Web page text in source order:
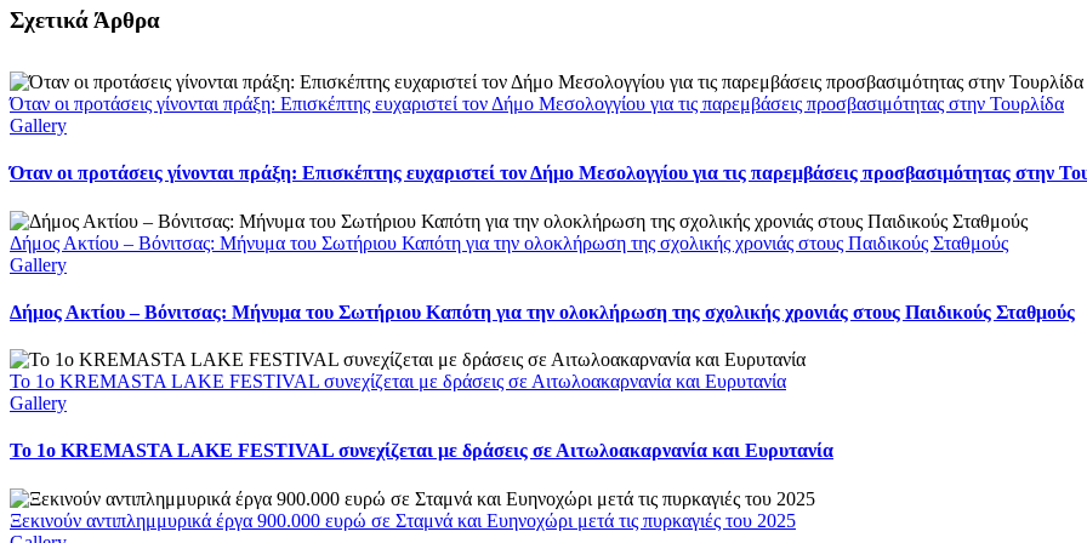
Facebook
X
LinkedIn
WhatsApp
Email
Σχετικά Άρθρα
Όταν οι προτάσεις γίνονται πράξη: Επισκέπτης ευχαριστεί τον Δήμο Μεσολογγίου για τις παρεμβάσεις προσβασιμότητας στην Τουρλίδα
Gallery
Όταν οι προτάσεις γίνονται πράξη: Επισκέπτης ευχαριστεί τον Δήμο Μεσολογγίου για τις παρεμβάσεις προσβασιμότητας στην
Δήμος Ακτίου – Βόνιτσας: Μήνυμα του Σωτήριου Καπότη για την ολοκλήρωση της σχολικής χρονιάς στους Παιδικούς Σταθμούς
Gallery
Δήμος Ακτίου – Βόνιτσας: Μήνυμα του Σωτήριου Καπότη για την ολοκλήρωση της σχολικής χρονιάς στους Παιδικούς Σταθμούς
Το 1ο KREMASTA LAKE FESTIVAL συνεχίζεται με δράσεις σε Αιτωλοακαρνανία και Ευρυτανία
Gallery
Το 1ο KREMASTA LAKE FESTIVAL συνεχίζεται με δράσεις σε Αιτωλοακαρνανία και Ευρυτανία
Ξεκινούν αντιπλημμυρικά έργα 900.000 ευρώ σε Σταμνά και Ευηνοχώρι μετά τις πυρκαγιές του 2025